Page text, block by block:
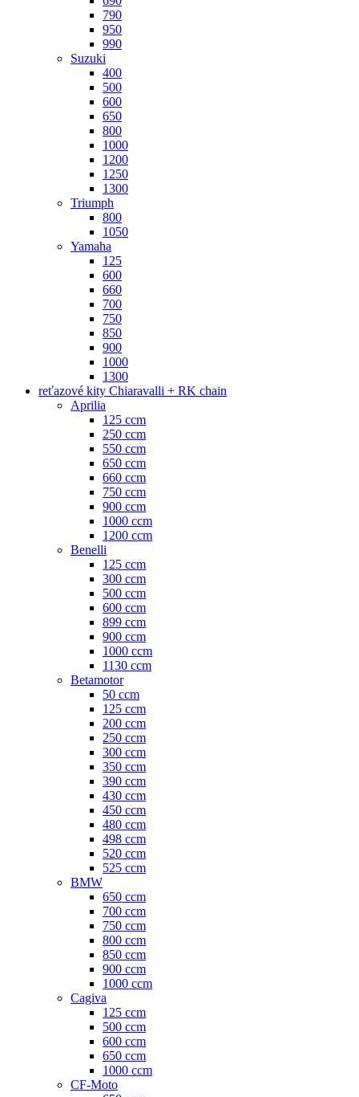
790
950
990
Suzuki
400
500
600
650
800
1000
1200
1250
1300
Triumph
800
1050
Yamaha
125
600
660
700
750
850
900
1000
1300
reťazové kity Chiaravalli + RK chain
Aprilia
125 ccm
250 ccm
550 ccm
650 ccm
660 ccm
750 ccm
900 ccm
1000 ccm
1200 ccm
Benelli
125 ccm
300 ccm
500 ccm
600 ccm
899 ccm
900 ccm
1000 ccm
1130 ccm
Betamotor
50 ccm
125 ccm
200 ccm
250 ccm
300 ccm
350 ccm
390 ccm
430 ccm
450 ccm
480 ccm
498 ccm
520 ccm
525 ccm
BMW
650 ccm
700 ccm
750 ccm
800 ccm
850 ccm
900 ccm
1000 ccm
Cagiva
125 ccm
500 ccm
600 ccm
650 ccm
1000 ccm
CF-Moto